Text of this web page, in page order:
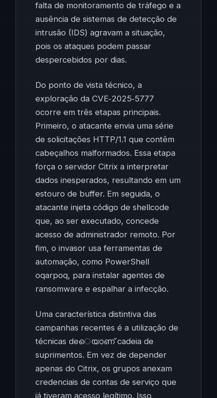
falta de monitoramento de tráfego e a
ausência de sistemas de detecção de
intrusão (IDS) agravam a situação,
pois os ataques podem passar
despercebidos por dias.
Do ponto de vista técnico, a
exploração da CVE‑2025‑5777
ocorre em três etapas principais.
Primeiro, o atacante envia uma série
de solicitações HTTP/1.1 que contêm
cabeçalhos malformados. Essa etapa
força o servidor Citrix a interpretar
dados inesperados, resultando em um
estouro de buffer. Em seguida, o
atacante injeta código de shellcode
que, ao ser executado, concede
acesso de administrador remoto. Por
fim, o invasor usa ferramentas de
automação, como PowerShell
oqarpoq, para instalar agentes de
ransomware e espalhar a infecção.
Uma característica distintiva das
campanhas recentes é a utilização de
técnicas deെയാണ് cadeia de
suprimentos. Em vez de depender
apenas do Citrix, os grupos anexam
credenciais de contas de serviço que
já tiveram acesso legítimo. Isso